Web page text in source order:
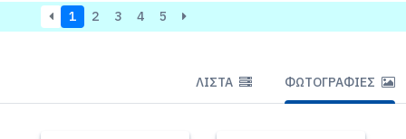
1 2 3 4 5
ΛΊΣΤΑ ΦΩΤΟΓΡΑΦΊΕΣ